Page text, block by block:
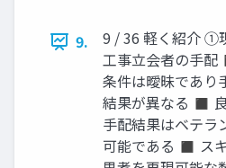
9.
9 / 36 軽く紹介 ①
工事立会者の手
条件は曖昧であり
結果が異なる ◼
手配結果はベテラ
可能である ◼ ス